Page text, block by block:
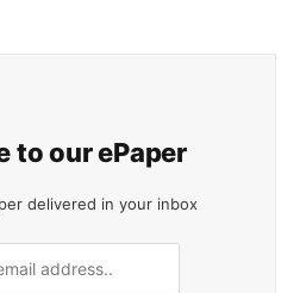
to our ePaper
delivered in your inbox